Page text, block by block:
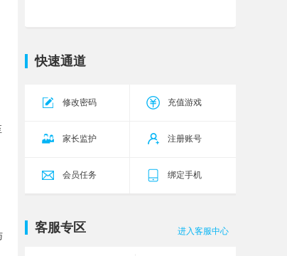
源战役 今天10:00
快速通道
修改密码 充值游戏
家长监护 注册账号
会员任务 绑定手机
进入客服中心
客服专区